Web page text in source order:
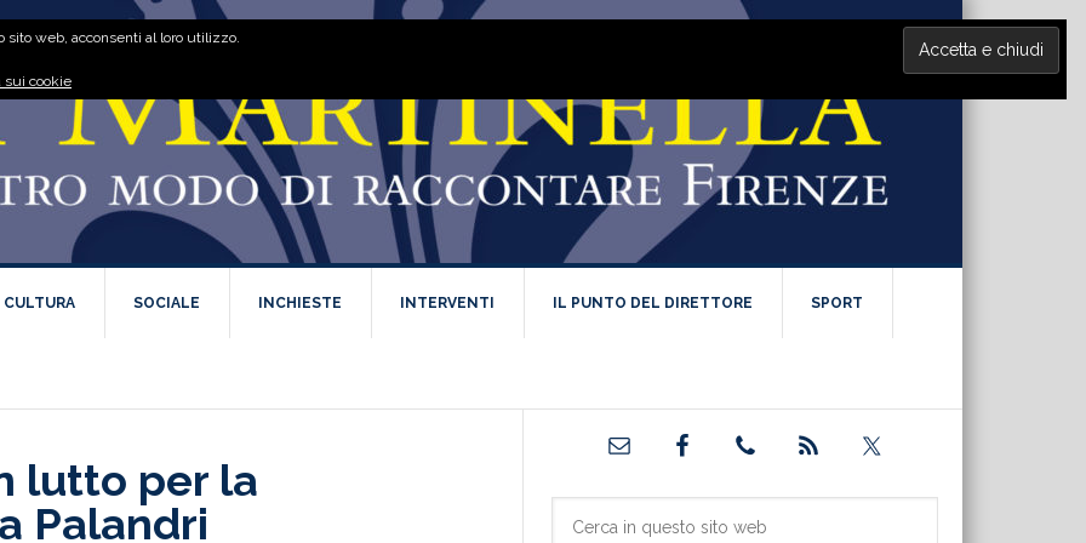
CULTURA SOCIALE INCHIESTE INTERVENTI IL PUNTO DEL DIRETTORE SPORT
lutto per la
Palandri
Barra
primaria
web, acconsenti al loro utilizzo.
sui cookie